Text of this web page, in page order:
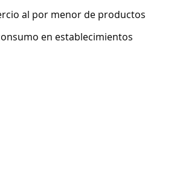
al por menor de productos
en establecimientos